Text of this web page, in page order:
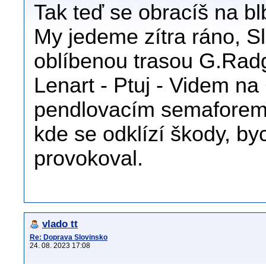
Tak teď se obracíš na
My jedeme zítra ráno,
oblíbenou trasou
Lenart - Ptuj - Videm
pendlovacím
kde se odklízí škody,
provokoval.
vlado tt
Re: Doprava Slovinsko
24. 08. 2023 17:08